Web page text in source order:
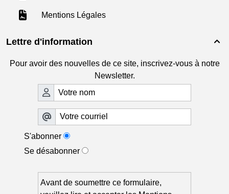
Mentions Légales

Lettre d'information
Pour avoir des nouvelles de ce site, inscrivez-vous à notre
Newsletter.
S'abonner
Se désabonner
Avant de soumettre ce formulaire,